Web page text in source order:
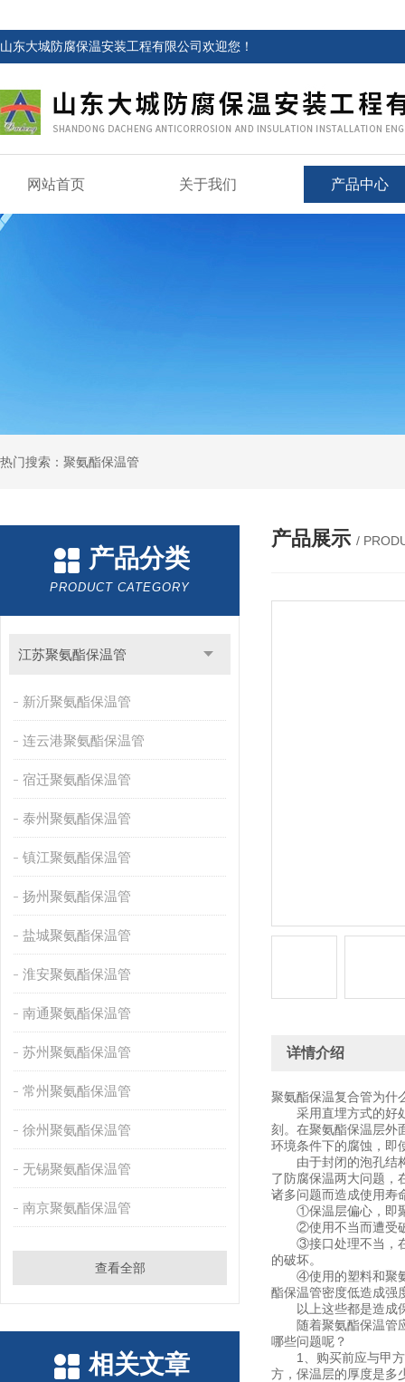
山东大城防腐保温安装工程有限公司欢迎您！
网站首页 关于我们 产品中心
热门搜索：聚氨酯保温管
产品分类
PRODUCT CATEGORY
江苏聚氨酯保温管
新沂聚氨酯保温管
连云港聚氨酯保温管
宿迁聚氨酯保温管
泰州聚氨酯保温管
镇江聚氨酯保温管
扬州聚氨酯保温管
盐城聚氨酯保温管
淮安聚氨酯保温管
南通聚氨酯保温管
苏州聚氨酯保温管
常州聚氨酯保温管
徐州聚氨酯保温管
无锡聚氨酯保温管
南京聚氨酯保温管
查看全部
相关文章
产品展示 /
详情介绍
聚氨酯保温复合管为什
采用直埋方式的好处
刻。在聚氨酯保温层外
环境条件下的腐蚀，即
由于封闭的泡孔结构
了防腐保温两大问题，
诸多问题而造成使用寿
①保温层偏心，即聚
②使用不当而遭受破
③接口处理不当，在
的破坏。
④使用的塑料和聚氨
酯保温管密度低造成强
以上这些都是造成保
随着聚氨酯保温管
哪些问题呢？
1、购买前应与甲方
方，保温层的厚度是多